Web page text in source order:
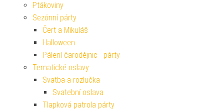
Ptákoviny
Sezónní párty
Čert a Mikuláš
Halloween
Pálení čarodějnic - párty
Tematické oslavy
Svatba a rozlučka
Svatební oslava
Tlapková patrola párty